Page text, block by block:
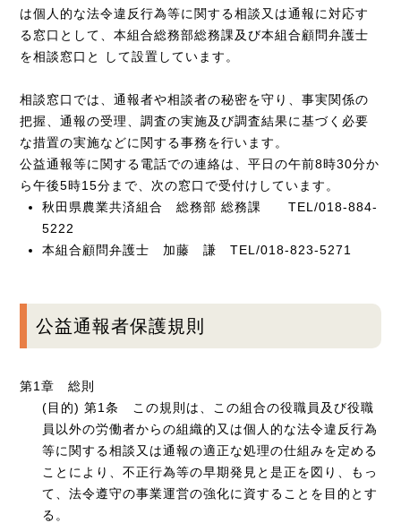
は個人的な法令違反行為等に関する相談又は通報に対応す
る窓口として、本組合総務部総務課及び本組合顧問弁護士
を相談窓口と して設置しています。
相談窓口では、通報者や相談者の秘密を守り、事実関係の
把握、通報の受理、調査の実施及び調査結果に基づく必要
な措置の実施などに関する事務を行います。
公益通報等に関する電話での連絡は、平日の午前8時30分か
ら午後5時15分まで、次の窓口で受付けしています。
秋田県農業共済組合 総務部 総務課 TEL/018-884-
5222
本組合顧問弁護士 加藤 謙 TEL/018-823-5271
公益通報者保護規則
第1章 総則
(目的) 第1条 この規則は、この組合の役職員及び役職
員以外の労働者からの組織的又は個人的な法令違反行為
等に関する相談又は通報の適正な処理の仕組みを定める
ことにより、不正行為等の早期発見と是正を図り、もっ
て、法令遵守の事業運営の強化に資することを目的とす
る。